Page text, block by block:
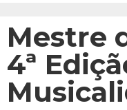
Mestre
4ª